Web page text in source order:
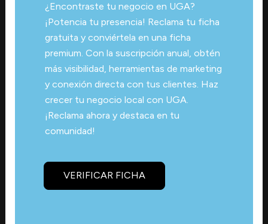
¿Encontraste tu negocio en UGA?
¡Potencia tu presencia! Reclama tu ficha
gratuita y conviértela en una ficha
premium. Con la suscripción anual, obtén
más visibilidad, herramientas de marketing
y conexión directa con tus clientes. Haz
crecer tu negocio local con UGA.
¡Reclama ahora y destaca en tu
comunidad!
VERIFICAR FICHA